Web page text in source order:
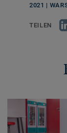
2021 |
TEILEN